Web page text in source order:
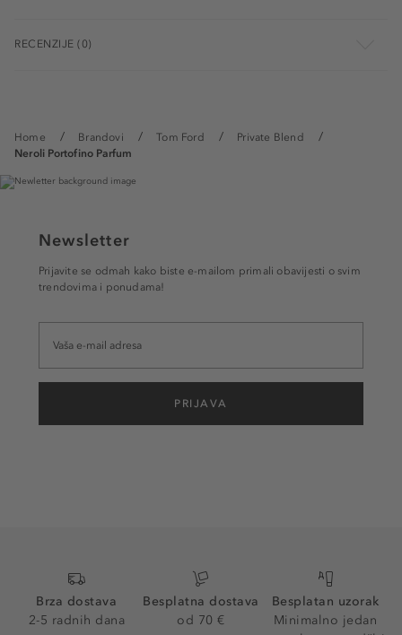
Home Brandovi Tom Ford
Private Blend
Neroli Portofino Parfum
RECENZIJE (0)
Newsletter
Prijavite se odmah kako biste e-mailom primali obavijesti o svim
trendovima i ponudama!
PRIJAVA
Brza dostava
2-5 radnih dana
Besplatna dostava
od 70 €
Besplatan uzorak
Minimalno jedan